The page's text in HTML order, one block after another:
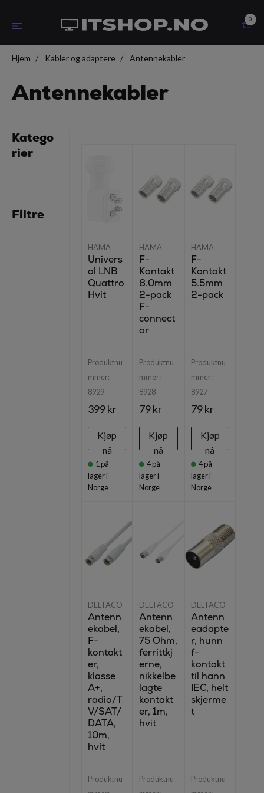
0
Hjem Kabler og adaptere Antennekabler
Antennekabler
Katego
rier
Filtre
HAMA
Univers
al LNB
Quattro
Hvit
Produktnu
mmer:
8929
399 kr
Kjøp
nå
1 på
lager i
Norge
HAMA
F-
Kontakt
8.0mm
2-pack
F-
connect
or
Produktnu
mmer:
8928
79 kr
Kjøp
nå
4på
lager i
Norge
HAMA
F-
Kontakt
5.5mm
2-pack
Produktnu
mmer:
8927
79 kr
Kjøp
nå
4 på
lager i
Norge
DELTACO
Antenn
ekabel,
F-
kontakt
er,
klasse
A+,
radio/T
V/SAT/
DATA,
10m,
hvit
Produktnu
DELTACO
Antenn
ekabel,
75 Ohm,
ferrittkj
erne,
nikkelbe
lagte
kontakt
er, 1m,
hvit
Produktnu
DELTACO
Antenn
eadapte
r, hunn
f-
kontakt
til hann
IEC, helt
skjerme
t
Produktnu